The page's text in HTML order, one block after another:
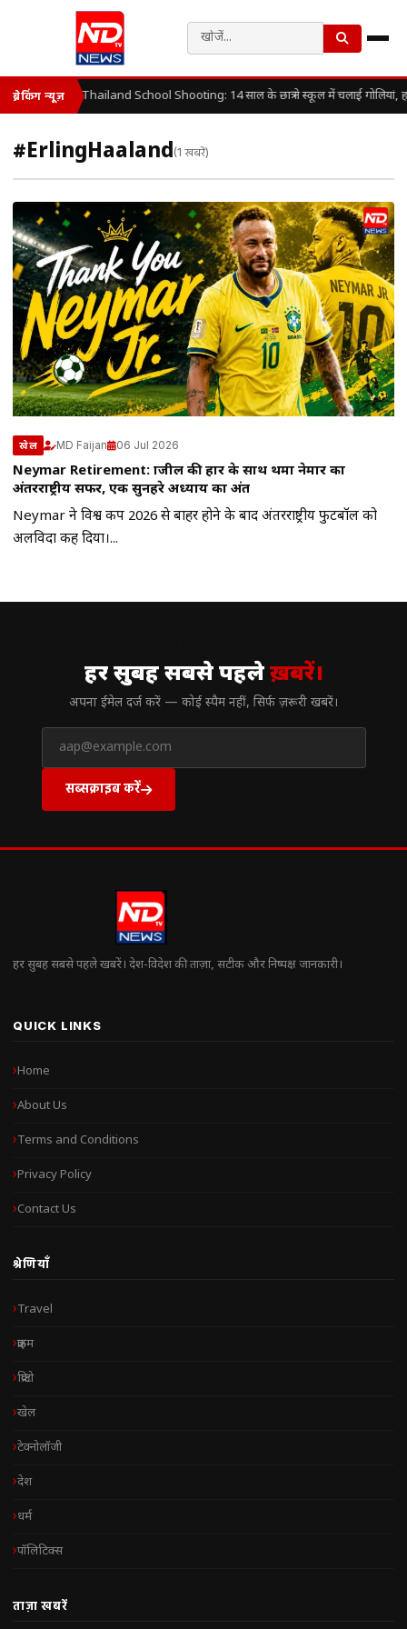
ब्रेकिंग न्यूज़ Thailand School Shooting: 14 साल के छात्र ने स्कूल में चलाई गोलियां,
#ErlingHaaland(1 खबरें)
खेल MD Faijan 06 Jul 2026
Neymar Retirement: ब्राजील की हार के साथ थमा नेमार का
अंतरराष्ट्रीय सफर, एक सुनहरे अध्याय का अंत
Neymar ने विश्व कप 2026 से बाहर होने के बाद अंतरराष्ट्रीय फुटबॉल को
अलविदा कह दिया।...
हर सुबह सबसे पहलेख़बरें।
अपना ईमेल दर्ज करें — कोई स्पैम नहीं, सिर्फ ज़रूरी खबरें।
सब्सक्राइब करें
हर सुबह सबसे पहले खबरें। देश-विदेश की ताज़ा, सटीक और निष्पक्ष जानकारी।
QUICK LINKS
Home
About Us
Terms and Conditions
Privacy Policy
Contact Us
श्रेणियाँ
Travel
क्राइम
क्रिप्टो
खेल
टेक्नोलॉजी
देश
धर्म
पॉलिटिक्स
ताज़ा खबरें